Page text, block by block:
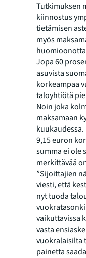
Tutkimuksen
kiinnostus
tietämisen
myös
Jopa 60
asuvista
korkeampaa
taloyhtiötä
Noin joka
maksamaan
9,15 euron
summa ei ole
merkittävää
”Sijoittajien
viesti, että
nyt tuoda
vaikuttavissa
vasta
vuokralaisilta
painetta